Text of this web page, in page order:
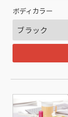
ボディカラー